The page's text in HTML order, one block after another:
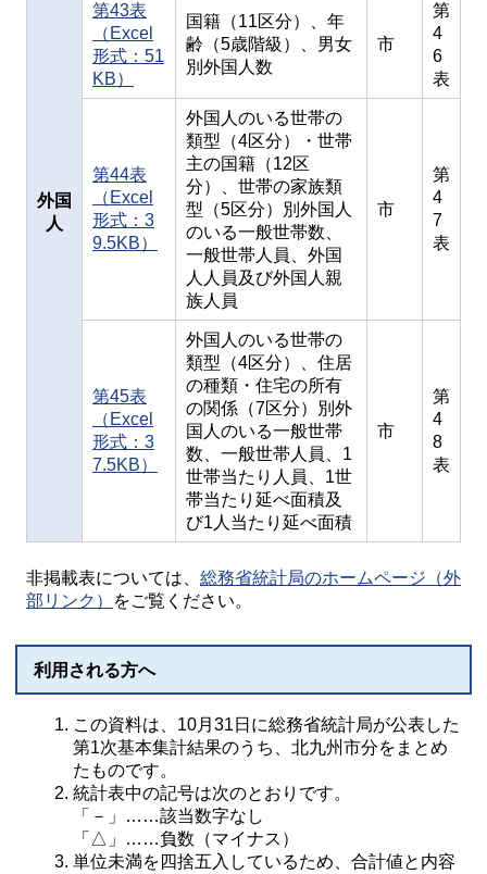
外国
人
第43表
（Excel
形式：51
KB）
国籍（11区分）、年
齢（5歳階級）、男女
別外国人数
市
第
4
6
表
第44表
（Excel
形式：3
9.5KB）
外国人のいる世帯の
類型（4区分）・世帯
主の国籍（12区
分）、世帯の家族類
型（5区分）別外国人
のいる一般世帯数、
一般世帯人員、外国
人人員及び外国人親
族人員
市
第
4
7
表
第45表
（Excel
形式：3
7.5KB）
外国人のいる世帯の
類型（4区分）、住居
の種類・住宅の所有
の関係（7区分）別外
国人のいる一般世帯
数、一般世帯人員、1
世帯当たり人員、1世
帯当たり延べ面積及
び1人当たり延べ面積
市
第
4
8
表
非掲載表については、 総務省統計局のホームページ（外
部リンク）
をご覧ください。
利用される方へ
この資料は、10月31日に総務省統計局が公表した
第1次基本集計結果のうち、北九州市分をまとめ
たものです。
統計表中の記号は次のとおりです。
「－」……該当数字なし
「△」……負数（マイナス）
単位未満を四捨五入しているため、合計値と内容